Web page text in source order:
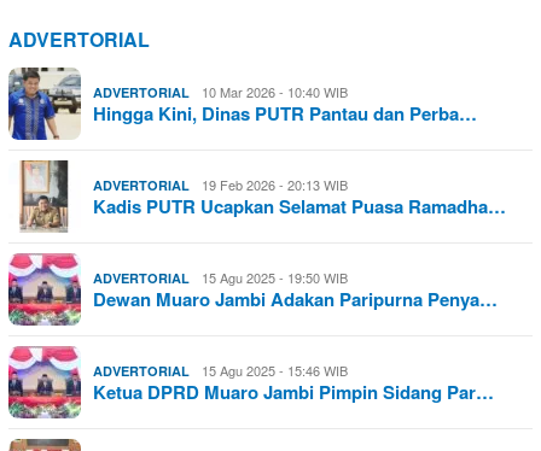
ADVERTORIAL
ADVERTORIAL 10 Mar 2026 - 10:40 WIB
Hingga Kini, Dinas PUTR Pantau dan Perba…
ADVERTORIAL 19 Feb 2026 - 20:13 WIB
Kadis PUTR Ucapkan Selamat Puasa Ramadha…
ADVERTORIAL 15 Agu 2025 - 19:50 WIB
Dewan Muaro Jambi Adakan Paripurna Penya…
ADVERTORIAL 15 Agu 2025 - 15:46 WIB
Ketua DPRD Muaro Jambi Pimpin Sidang Par…